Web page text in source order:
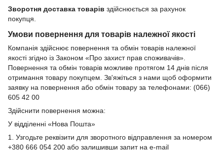
Зворотня доставка товарів здійснюється за рахунок
покупця.
Умови повернення для товарів належної якості
Компанія здійснює повернення та обмін товарів належної
якості згідно із Законом «Про захист прав споживачів».
Повернення та обмін товарів можливе протягом 14 днів після
отримання товару покупцем. Зв'яжіться з нами щоб оформити
заявку на повернення або обмін товару за телефонами: (066)
605 42 00
Здійснити повернення можна:
У відділенні «Нова Пошта»
1. Узгодьте реквізити для зворотного відправлення за номером
+380 666 054 200 або залишивши запит на e-mail